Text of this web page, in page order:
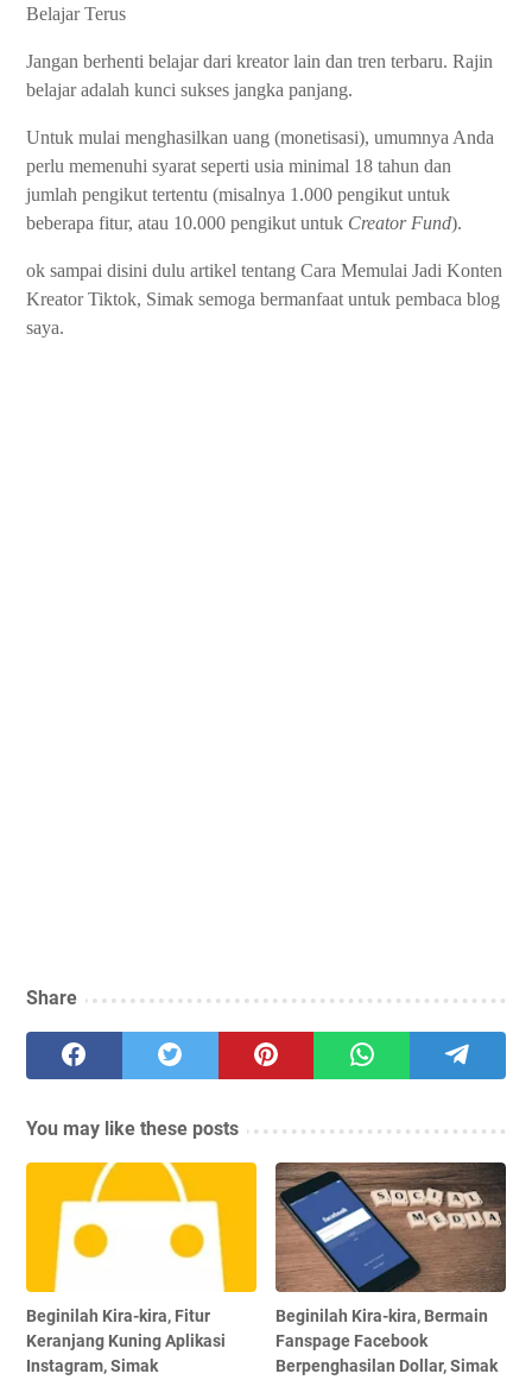
Belajar Terus
Jangan berhenti belajar dari kreator lain dan tren terbaru. Rajin
belajar adalah kunci sukses jangka panjang.
Untuk mulai menghasilkan uang (monetisasi), umumnya Anda
perlu memenuhi syarat seperti usia minimal 18 tahun dan
jumlah pengikut tertentu (misalnya 1.000 pengikut untuk
beberapa fitur, atau 10.000 pengikut untuk Creator Fund).
ok sampai disini dulu artikel tentang Cara Memulai Jadi Konten
Kreator Tiktok, Simak semoga bermanfaat untuk pembaca blog
saya.
Share
You may like these posts
Beginilah Kira-kira, Fitur
Keranjang Kuning Aplikasi
Instagram, Simak
Beginilah Kira-kira, Bermain
Fanspage Facebook
Berpenghasilan Dollar, Simak